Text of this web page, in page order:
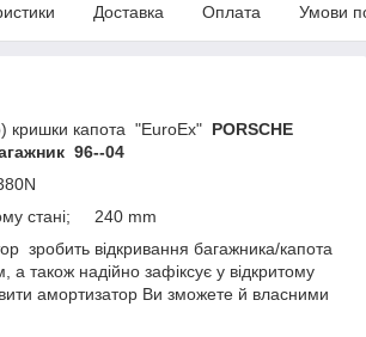
Доставка Оплата Умови
кришки капота "EuroEx" PORSCHE
96--04
стані; 240 mm
зробить відкривання багажника/капота
а також надійно зафіксує у відкритому
амортизатор Ви зможете й власними